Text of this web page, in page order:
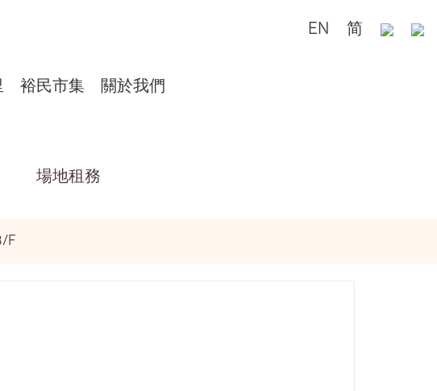
EN 简
裕民市集 關於我們
場地租務
F